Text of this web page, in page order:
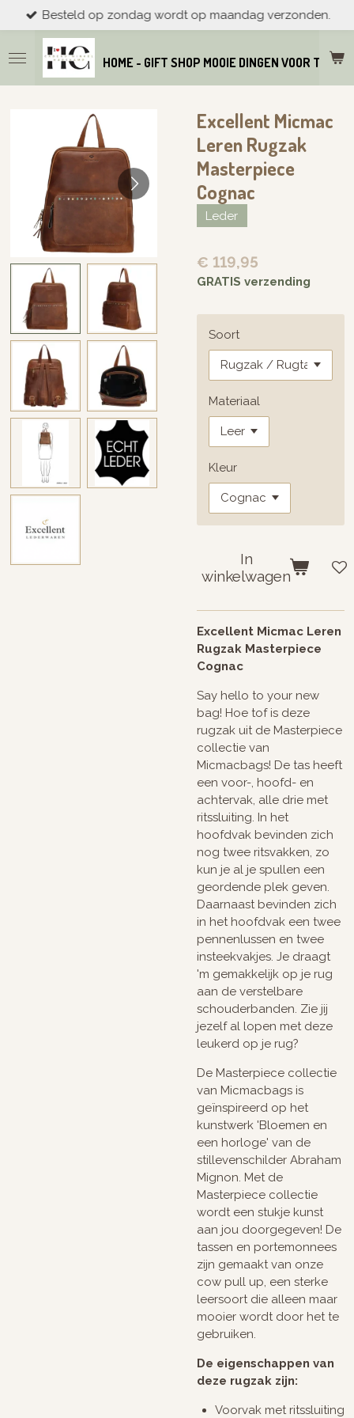
direct
naar
de
hoofdinhoud
HOME - GIFT SHOP MOOIE DINGEN VOOR THUIS
Besteld op zondag wordt op maandag verzonden.
Excellent Micmac
Leren Rugzak
Masterpiece
Cognac
Leder
€ 119,95
GRATIS verzending
Soort
Materiaal
Kleur
In
winkelwagen
Excellent Micmac Leren
Rugzak Masterpiece
Cognac
Say hello to your new
bag! Hoe tof is deze
rugzak uit de Masterpiece
collectie van
Micmacbags! De tas heeft
een voor-, hoofd- en
achtervak, alle drie met
ritssluiting. In het
hoofdvak bevinden zich
nog twee ritsvakken, zo
kun je al je spullen een
geordende plek geven.
Daarnaast bevinden zich
in het hoofdvak een twee
pennenlussen en twee
insteekvakjes. Je draagt
'm gemakkelijk op je rug
aan de verstelbare
schouderbanden. Zie jij
jezelf al lopen met deze
leukerd op je rug?
De Masterpiece collectie
van Micmacbags is
geïnspireerd op het
kunstwerk 'Bloemen en
een horloge' van de
stillevenschilder Abraham
Mignon. Met de
Masterpiece collectie
wordt een stukje kunst
aan jou doorgegeven! De
tassen en portemonnees
zijn gemaakt van onze
cow pull up, een sterke
leersoort die alleen maar
mooier wordt door het te
gebruiken.
De eigenschappen van
deze rugzak zijn:
Voorvak met ritssluiting